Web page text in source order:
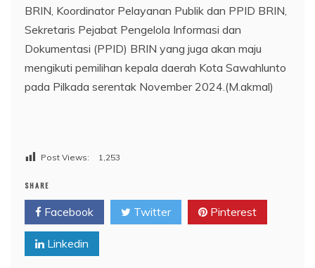
BRIN, Koordinator Pelayanan Publik dan PPID BRIN,
Sekretaris Pejabat Pengelola Informasi dan
Dokumentasi (PPID) BRIN yang juga akan maju
mengikuti pemilihan kepala daerah Kota Sawahlunto
pada Pilkada serentak November 2024.(M.akmal)
Post Views: 1,253
SHARE
Facebook Twitter Pinterest
Linkedin